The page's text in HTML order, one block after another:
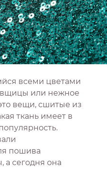
всеми цветами
или нежное
вещи, сшитые из
ткань имеет в
пошива
а сегодня она